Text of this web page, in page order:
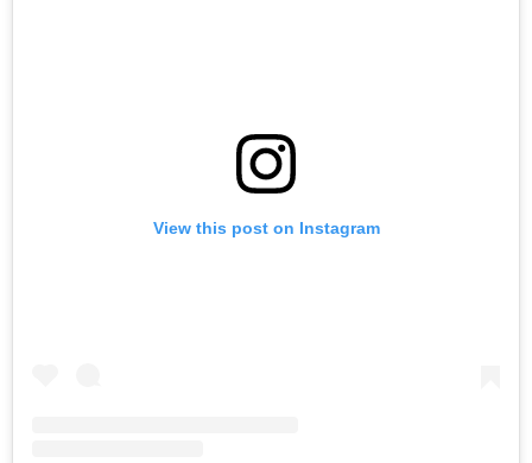
View this post on Instagram